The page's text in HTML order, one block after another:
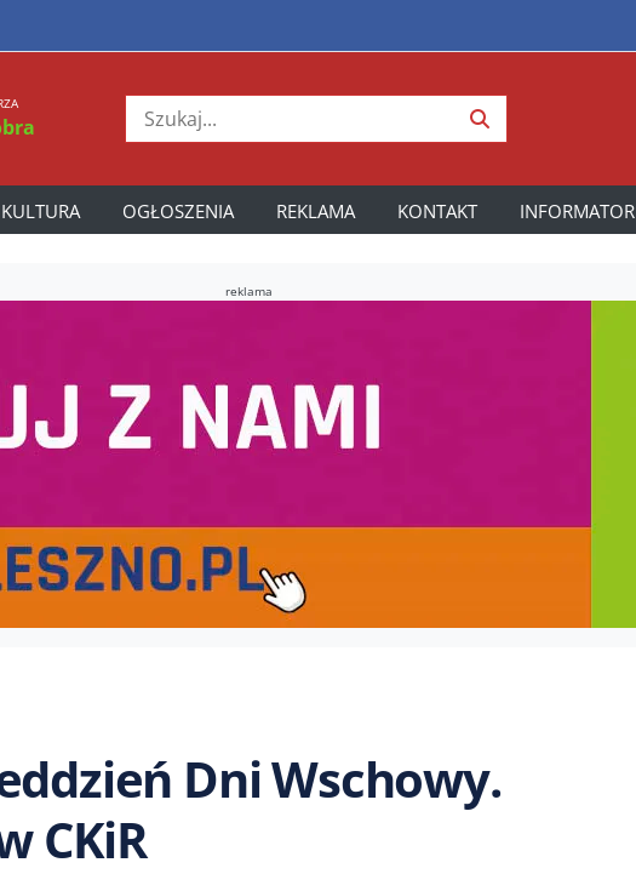
KULTURA OGŁOSZENIA REKLAMA KONTAKT INFORMATOR
reklama
Dni Wschowy.
CKiR